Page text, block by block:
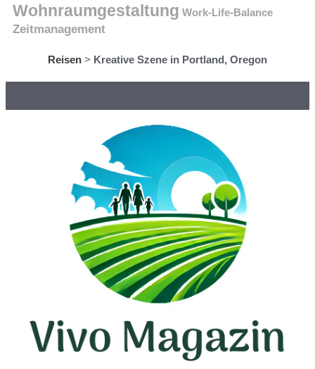
Wohnraumgestaltung Work-Life-Balance
Zeitmanagement
Reisen > Kreative Szene in Portland, Oregon